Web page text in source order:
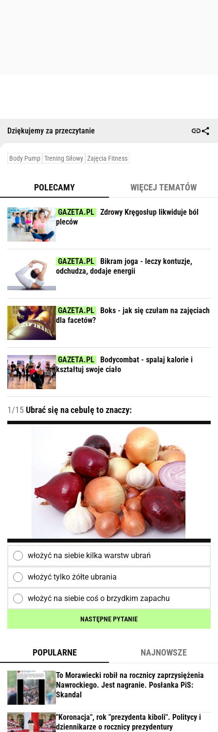
Dziękujemy za przeczytanie
Body Pump Trening Siłowy Zajęcia Fitness
POLECAMY WIĘCEJ TEMATÓW
Zdrowy Kręgosłup likwiduje ból
pleców
Bikram joga - leczy kontuzje,
odchudza, dodaje energii
Boks - jak się czułam na zajęciach
dla facetów?
Bodycombat - spalaj kalorie i
kształtuj swoje ciało
1/15 Ubrać się na cebulę to znaczy:
włożyć na siebie kilka warstw ubrań
włożyć tylko żółte ubrania
włożyć na siebie coś o brzydkim zapachu
NASTĘPNE PYTANIE
POPULARNE NAJNOWSZE
To Morawiecki robił na rocznicy zaprzysiężenia
Nawrockiego. Jest nagranie. Posłanka PiS:
Skandal
"Koronacja", rok "prezydenta kiboli". Politycy i
dziennikarze o rocznicy prezydentury